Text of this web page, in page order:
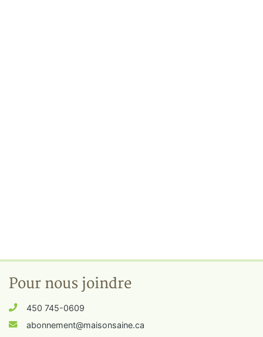
Pour nous joindre
450 745-0609
abonnement@maisonsaine.ca